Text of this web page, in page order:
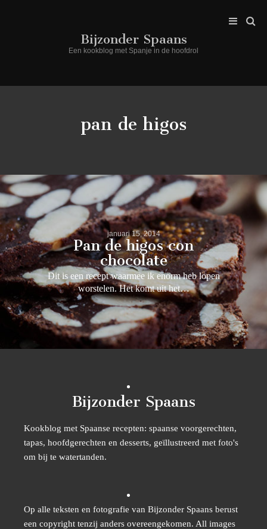
Bijzonder Spaans
Een kookblog met Spanje in de hoofdrol
pan de higos
januari 15, 2014
Pan de higos con
chocolate
Dit is een recept waarmee ik enorm heb lopen
worstelen. Het komt uit het…
Bijzonder Spaans
Kookblog met Spaanse recepten: spaanse voorgerechten,
tapas, hoofdgerechten en desserts, geïllustreerd met foto's
om bij te watertanden.
Op alle teksten en fotografie van Bijzonder Spaans berust
een copyright tenzij anders overeengekomen. All images